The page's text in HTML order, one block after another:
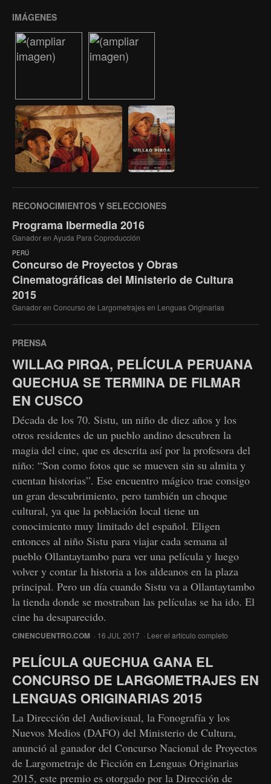
IMÁGENES
RECONOCIMIENTOS Y SELECCIONES
Programa Ibermedia 2016
Ganador en Ayuda Para Coproducción
PERÚ
Concurso de Proyectos y Obras
Cinematográficas del Ministerio de Cultura
2015
Ganador en Concurso de Largometrajes en Lenguas Originarias
PRENSA
WILLAQ PIRQA, PELÍCULA PERUANA
QUECHUA SE TERMINA DE FILMAR
EN CUSCO
Década de los 70. Sistu, un niño de diez años y los
otros residentes de un pueblo andino descubren la
magia del cine, que es descrita así por la profesora del
niño: “Son como fotos que se mueven sin su almita y
cuentan historias”. Ese encuentro mágico trae consigo
un gran descubrimiento, pero también un choque
cultural, ya que la población local tiene un
conocimiento muy limitado del español. Eligen
entonces al niño Sistu para viajar cada semana al
pueblo Ollantaytambo para ver una película y luego
volver y contar la historia a los aldeanos en la plaza
principal. Pero un día cuando Sistu va a Ollantaytambo
la tienda donde se mostraban las películas se ha ido. El
cine ha desaparecido.
CINENCUENTRO.COM · 16 JUL 2017 · Leer el artículo completo
PELÍCULA QUECHUA GANA EL
CONCURSO DE LARGOMETRAJES EN
LENGUAS ORIGINARIAS 2015
La Dirección del Audiovisual, la Fonografía y los
Nuevos Medios (DAFO) del Ministerio de Cultura,
anunció al ganador del Concurso Nacional de Proyectos
de Largometraje de Ficción en Lenguas Originarias
2015, este premio es otorgado por la Dirección de